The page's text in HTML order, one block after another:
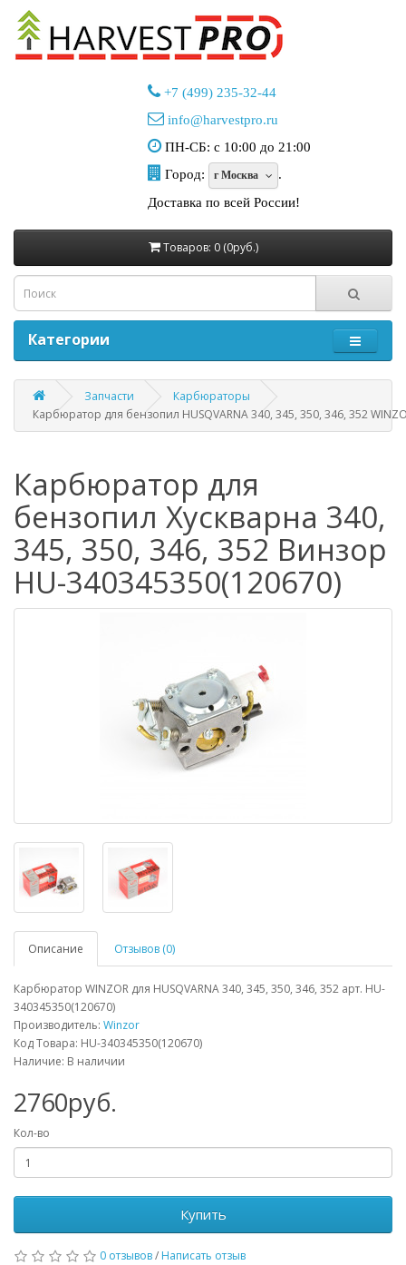
+7 (499) 235-32-44
info@harvestpro.ru
ПН-СБ: с 10:00 до 21:00
Город:
г Москва
.
Доставка по всей России!
Товаров: 0 (0руб.)
Категории
Запчасти
Карбюраторы
Карбюратор для бензопил HUSQVARNA 340, 345, 350, 346, 352
Карбюратор для
бензопил Хускварна 340,
345, 350, 346, 352 Винзор
HU-340345350(120670)
Описание Отзывов (0)
Карбюратор WINZOR для HUSQVARNA 340, 345, 350, 346, 352 арт. HU-
340345350(120670)
Производитель: Winzor
Код Товара: HU-340345350(120670)
Наличие: В наличии
2760руб.
Кол-во
Купить
0 отзывов/ Написать отзыв